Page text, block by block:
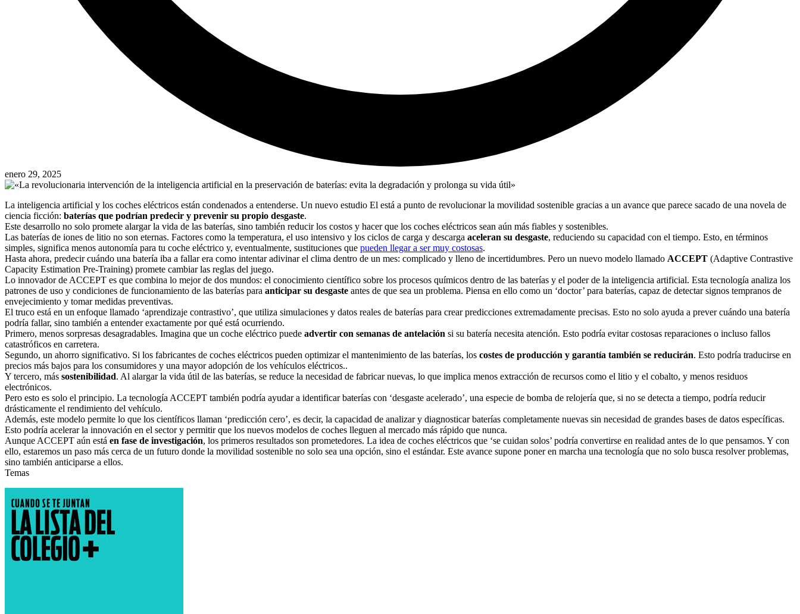
enero 29, 2025
La inteligencia artificial y los coches eléctricos están condenados a entenderse. Un nuevo estudio El está a punto de revolucionar la movilidad sostenible gracias a un avance que parece sacado de una novela de
ciencia ficción: baterías que podrían predecir y prevenir su propio desgaste.
Este desarrollo no solo promete alargar la vida de las baterías, sino también reducir los costos y hacer que los coches eléctricos sean aún más fiables y sostenibles.
Las baterías de iones de litio no son eternas. Factores como la temperatura, el uso intensivo y los ciclos de carga y descarga aceleran su desgaste, reduciendo su capacidad con el tiempo. Esto, en términos
simples, significa menos autonomía para tu coche eléctrico y, eventualmente, sustituciones que pueden llegar a ser muy costosas.
Hasta ahora, predecir cuándo una batería iba a fallar era como intentar adivinar el clima dentro de un mes: complicado y lleno de incertidumbres. Pero un nuevo modelo llamado ACCEPT (Adaptive Contrastive
Capacity Estimation Pre-Training) promete cambiar las reglas del juego.
Lo innovador de ACCEPT es que combina lo mejor de dos mundos: el conocimiento científico sobre los procesos químicos dentro de las baterías y el poder de la inteligencia artificial. Esta tecnología analiza los
patrones de uso y condiciones de funcionamiento de las baterías para anticipar su desgaste antes de que sea un problema. Piensa en ello como un ‘doctor’ para baterías, capaz de detectar signos tempranos de
envejecimiento y tomar medidas preventivas.
El truco está en un enfoque llamado ‘aprendizaje contrastivo’, que utiliza simulaciones y datos reales de baterías para crear predicciones extremadamente precisas. Esto no solo ayuda a prever cuándo una batería
podría fallar, sino también a entender exactamente por qué está ocurriendo.
Primero, menos sorpresas desagradables. Imagina que un coche eléctrico puede advertir con semanas de antelación si su batería necesita atención. Esto podría evitar costosas reparaciones o incluso fallos
catastróficos en carretera.
Segundo, un ahorro significativo. Si los fabricantes de coches eléctricos pueden optimizar el mantenimiento de las baterías, los costes de producción y garantía también se reducirán. Esto podría traducirse en
precios más bajos para los consumidores y una mayor adopción de los vehículos eléctricos..
Y tercero, más sostenibilidad. Al alargar la vida útil de las baterías, se reduce la necesidad de fabricar nuevas, lo que implica menos extracción de recursos como el litio y el cobalto, y menos residuos
electrónicos.
Pero esto es solo el principio. La tecnología ACCEPT también podría ayudar a identificar baterías con ‘desgaste acelerado’, una especie de bomba de relojería que, si no se detecta a tiempo, podría reducir
drásticamente el rendimiento del vehículo.
Además, este modelo permite lo que los científicos llaman ‘predicción cero’, es decir, la capacidad de analizar y diagnosticar baterías completamente nuevas sin necesidad de grandes bases de datos específicas.
Esto podría acelerar la innovación en el sector y permitir que los nuevos modelos de coches lleguen al mercado más rápido que nunca.
Aunque ACCEPT aún está en fase de investigación, los primeros resultados son prometedores. La idea de coches eléctricos que ‘se cuidan solos’ podría convertirse en realidad antes de lo que pensamos. Y con
ello, estaremos un paso más cerca de un futuro donde la movilidad sostenible no solo sea una opción, sino el estándar. Este avance supone poner en marcha una tecnología que no solo busca resolver problemas,
sino también anticiparse a ellos.
Temas